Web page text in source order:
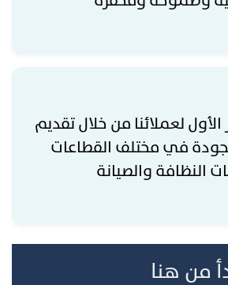
الأول لعملائنا من خلال تقديم
في مختلف القطاعات
النظافة والصيانة
من هنا